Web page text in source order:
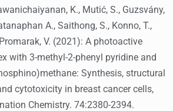
K., Mutić, S., Guzsvány,
A., Saithong, S., Konno, T.,
V. (2021): A photoactive
with 3-methyl-2-phenyl pyridine and
Synthesis, structural
cytotoxicity in breast cancer cells,
Chemistry. 74:2380-2394.